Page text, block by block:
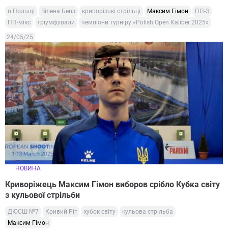
в Польщі Вілена Бевз криворізькі стрільці Максим Гімон
ПП-3
ПП-мікс
тріумфували чемпіони турніру «Polish Open Kaliber 2025»
24/05/25
НОВИНА
Криворіжець Максим Гімон виборов срібло Кубка світу
з кульової стрільби
ДЮСШ №7 Кривий Ріг кубок світу
кульова стрільба
Максим Гімон